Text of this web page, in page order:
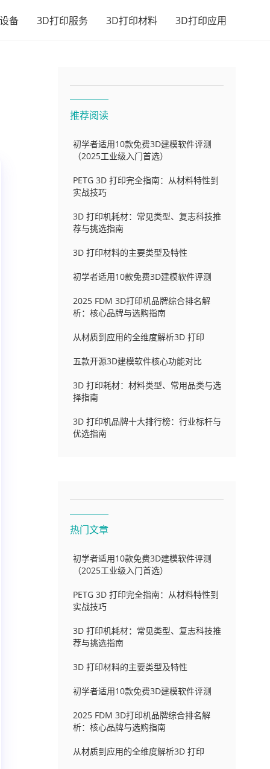
备 3D打印服务 3D打印材料 3D打印应用
推荐阅读
初学者适用10款免费3D建模软件评测
（2025工业级入门首选）
PETG 3D 打印完全指南：从材料特性到
实战技巧
3D 打印机耗材：常见类型、复志科技推
荐与挑选指南
3D 打印材料的主要类型及特性
初学者适用10款免费3D建模软件评测
2025 FDM 3D打印机品牌综合排名解
析：核心品牌与选购指南
从材质到应用的全维度解析3D 打印
五款开源3D建模软件核心功能对比
3D 打印耗材：材料类型、常用品类与选
择指南
3D 打印机品牌十大排行榜：行业标杆与
优选指南
热门文章
初学者适用10款免费3D建模软件评测
（2025工业级入门首选）
PETG 3D 打印完全指南：从材料特性到
实战技巧
3D 打印机耗材：常见类型、复志科技推
荐与挑选指南
3D 打印材料的主要类型及特性
初学者适用10款免费3D建模软件评测
2025 FDM 3D打印机品牌综合排名解
析：核心品牌与选购指南
从材质到应用的全维度解析3D 打印